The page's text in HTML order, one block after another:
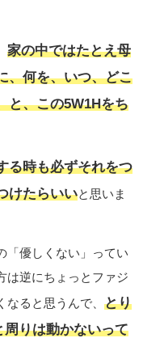
家の中ではたとえ母
、何を、いつ、どこ
と、この5W1Hをち
る時も必ずそれをつ
けたらいいと思いま
「優しくない」ってい
は逆にちょっとファジ
ると思うんで、 とり
周りは動かないって